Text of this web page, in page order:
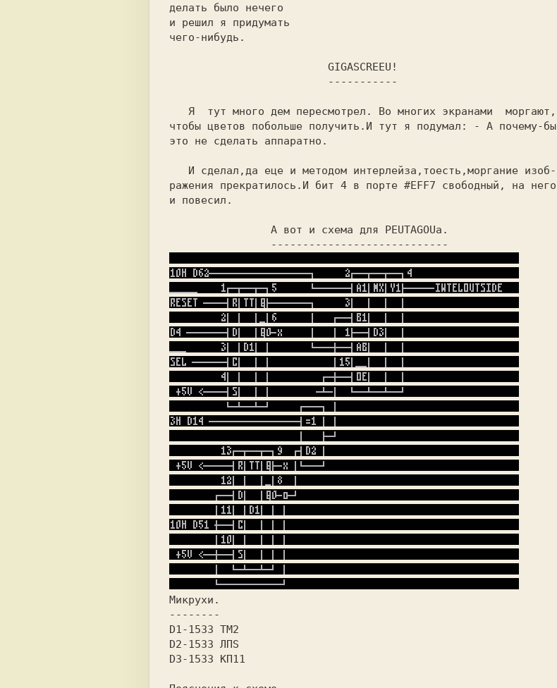
делать было нечего
и решил я придумать
чего-нибудь.
GIGASCREEU!
-----------
чтобы цветов побольше получить.И тут я подумал: - А почему-бы
это не сделать аппаратно.
ражения прекратилось.И бит 4 в порте #EFF7 свободный, на него
и повесил.
А вот и схема для PEUTAGOUa.
----------------------------
Микрухи.
--------
D1-1533 TM2
D2-1533 ЛПS
D3-1533 КП11